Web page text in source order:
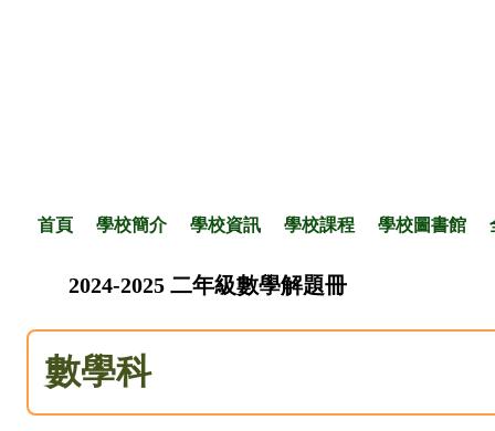
首頁 學校簡介 學校資訊 學校課程 學校圖書館
2024-2025 二年級數學解題冊
數學科